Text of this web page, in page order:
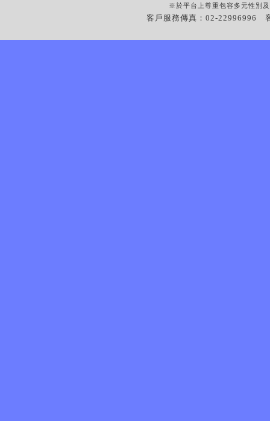
※於平台上尊重包容多元性別
客戶服務傳真：02-22996996